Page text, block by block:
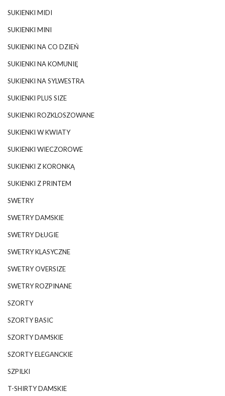
SUKIENKI MIDI
SUKIENKI MINI
SUKIENKI NA CO DZIEŃ
SUKIENKI NA KOMUNIĘ
SUKIENKI NA SYLWESTRA
SUKIENKI PLUS SIZE
SUKIENKI ROZKLOSZOWANE
SUKIENKI W KWIATY
SUKIENKI WIECZOROWE
SUKIENKI Z KORONKĄ
SUKIENKI Z PRINTEM
SWETRY
SWETRY DAMSKIE
SWETRY DŁUGIE
SWETRY KLASYCZNE
SWETRY OVERSIZE
SWETRY ROZPINANE
SZORTY
SZORTY BASIC
SZORTY DAMSKIE
SZORTY ELEGANCKIE
SZPILKI
T-SHIRTY DAMSKIE